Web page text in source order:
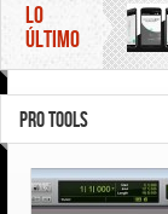
LO
ÚLTIMO
PRO TOOLS